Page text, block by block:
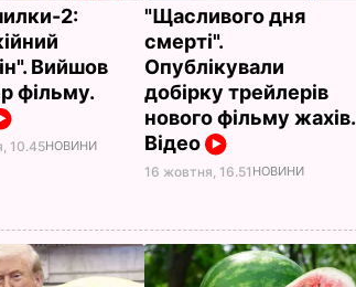
2:
Вийшов
фільму.
10.45НОВИНИ
"Щасливого дня
смерті".
Опублікували
добірку трейлерів
нового фільму жахів.
Відео
16 жовтня, 16.51 НОВИНИ